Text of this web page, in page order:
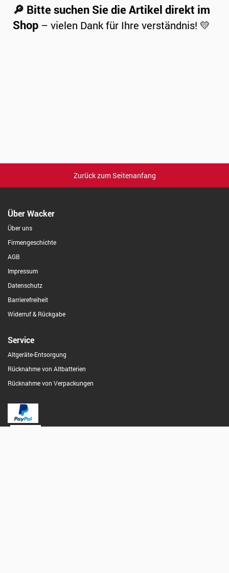
🔎 Bitte suchen Sie die Artikel direkt im
Shop – vielen Dank für Ihre verständnis! 💛
Zurück zum Seitenanfang
Über Wacker
Über uns
Firmengeschichte
AGB
Impressum
Datenschutz
Barrierefreiheit
Widerruf & Rückgabe
Service
Altgeräte-Entsorgung
Rücknahme von Altbatterien
Rücknahme von Verpackungen